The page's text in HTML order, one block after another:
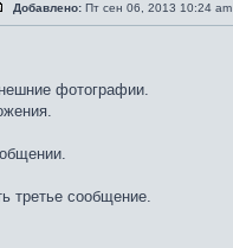
Добавлено: Пт сен 06, 2013 10:24 am
фотографии.
третье сообщение.